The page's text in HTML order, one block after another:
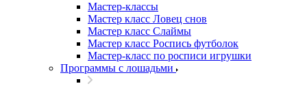
Мастер-классы
Мастер класс Ловец снов
Мастер класс Слаймы
Мастер класс Роспись футболок
Мастер-класс по росписи игрушки
Программы с лошадьми